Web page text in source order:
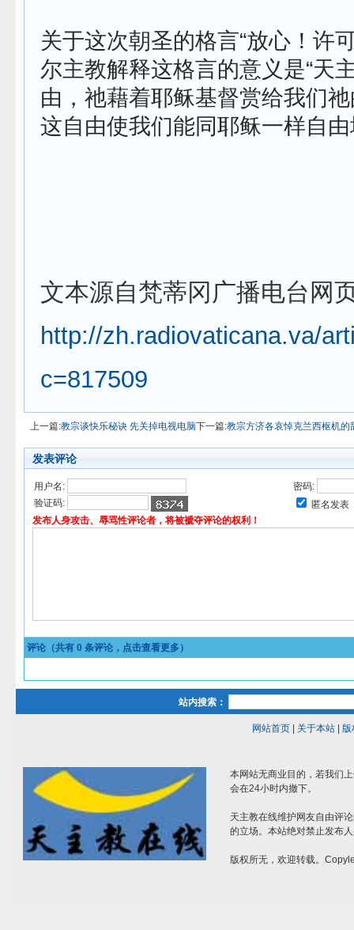
关于这次朝圣的格言“放心！许
尔主教解释这格言的意义是“天
由，祂藉着耶稣基督赏给我们
这自由使我们能同耶稣一样自由
文本源自梵蒂冈广播电台网
http://zh.radiovaticana.va/
c=817509
上一篇:教宗谈快乐秘诀 先关掉电视电脑下一篇:教宗方济各哀悼克兰西枢机
发表评论
用户名:
密码:
验证码:
匿名发表
发布人身攻击、辱骂性评论者，将被褫夺评论的权利！
评论（共有 0 条评论，点击查看更多）
站内搜索：
网站首页| 关于本站| 版
本网站无商业目的，若我们
会在24小时内撤下。
天主教在线维护网友自由评
的立场。本站绝对禁止发布
版权所无，欢迎转载。